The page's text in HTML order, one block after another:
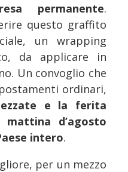
permanente.
questo graffito
un wrapping
da applicare in
Un convoglio che
ordinari,
e la ferita
d’agosto
intero.
per un mezzo